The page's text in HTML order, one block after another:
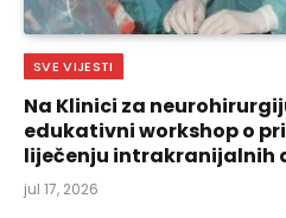
SVE VIJESTI
Na Klinici za
edukativni workshop o
liječenju intrakranijalnih
jul 17, 2026